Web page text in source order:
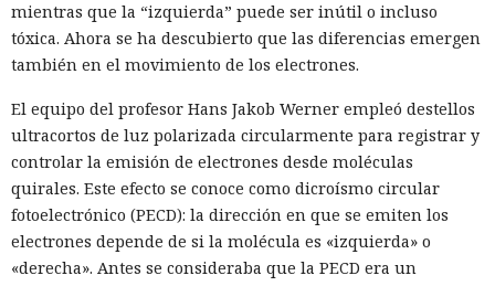
mientras que la “izquierda” puede ser inútil o incluso
tóxica. Ahora se ha descubierto que las diferencias emergen
también en el movimiento de los electrones.
El equipo del profesor Hans Jakob Werner empleó destellos
ultracortos de luz polarizada circularmente para registrar y
controlar la emisión de electrones desde moléculas
quirales. Este efecto se conoce como dicroísmo circular
fotoelectrónico (PECD): la dirección en que se emiten los
electrones depende de si la molécula es «izquierda» o
«derecha». Antes se consideraba que la PECD era un